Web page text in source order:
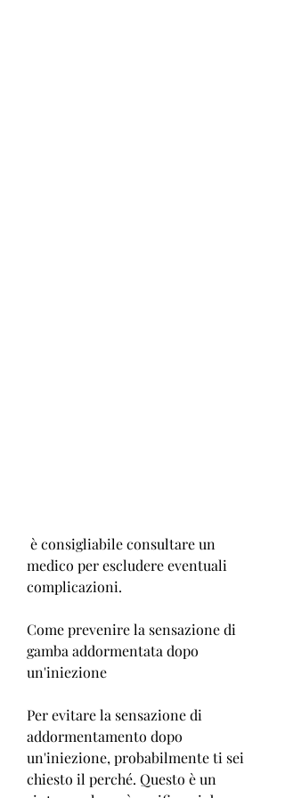
medico per escludere eventuali
complicazioni.
Come prevenire la sensazione di
gamba addormentata dopo
un'iniezione
Per evitare la sensazione di
addormentamento dopo
un'iniezione, probabilmente ti sei
chiesto il perché. Questo è un